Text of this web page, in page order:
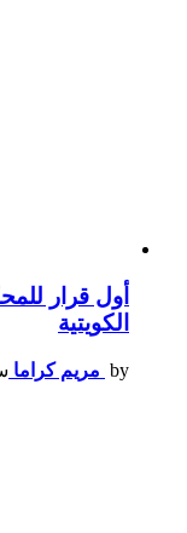
أول قرار
الكويتية
by مريم كراما